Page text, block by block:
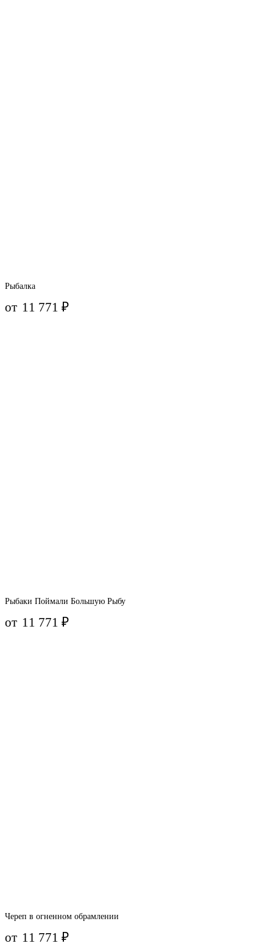
Рыбалка
от 11 771₽
Рыбаки Поймали Большую Рыбу
от 11 771₽
Череп в огненном обрамлении
от 11 771₽